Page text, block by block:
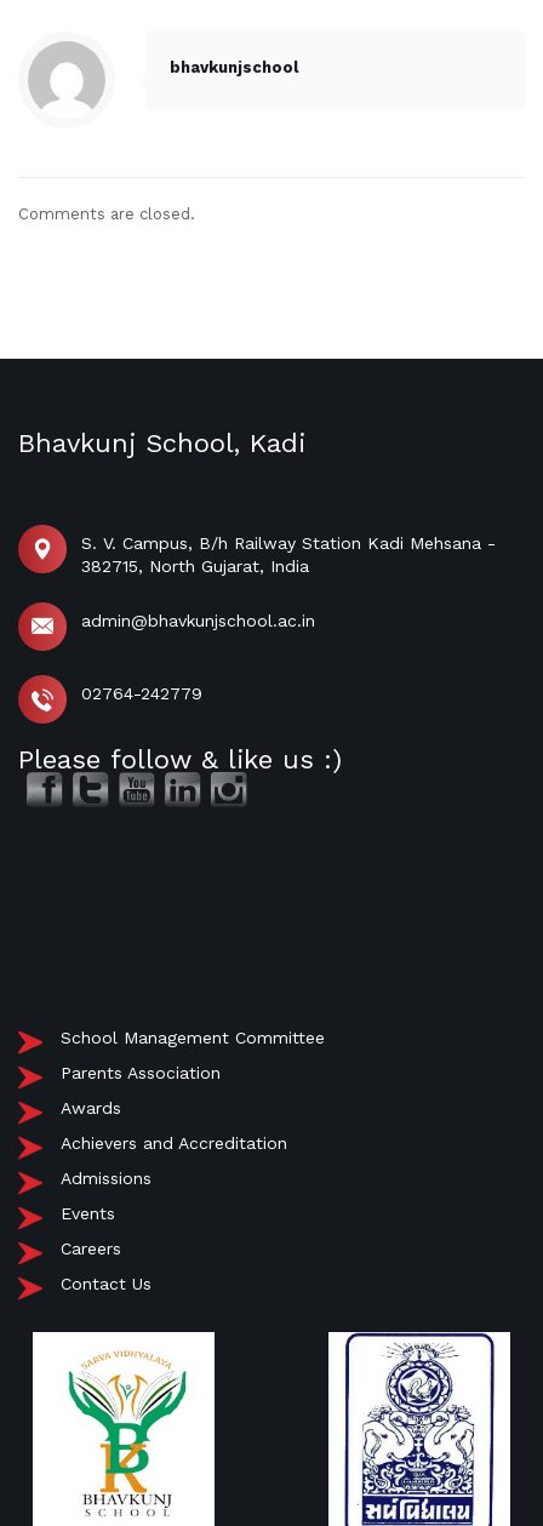
bhavkunjschool
Comments are closed.
Bhavkunj School, Kadi
S. V. Campus, B/h Railway Station Kadi Mehsana -
382715, North Gujarat, India
admin@bhavkunjschool.ac.in
02764-242779
Please follow & like us :)
School Management Committee
Parents Association
Awards
Achievers and Accreditation
Admissions
Events
Careers
Contact Us